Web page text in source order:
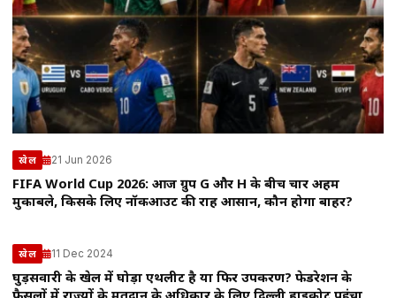
खेल 21 Jun 2026
FIFA World Cup 2026: आज ग्रुप G और H के बीच चार अहम
मुकाबले, किसके लिए नॉकआउट की राह आसान, कौन होगा बाहर?
खेल 11 Dec 2024
घुड़सवारी के खेल में घोड़ा एथलीट है या फिर उपकरण? फेडरेशन के